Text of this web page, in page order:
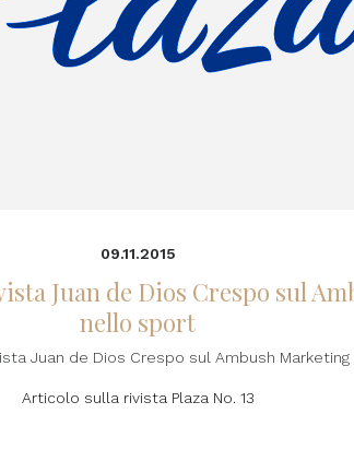
09.11.2015
Juan de Dios Crespo sul
nello sport
Juan de Dios Crespo sul Ambush
Articolo sulla rivista Plaza No. 13